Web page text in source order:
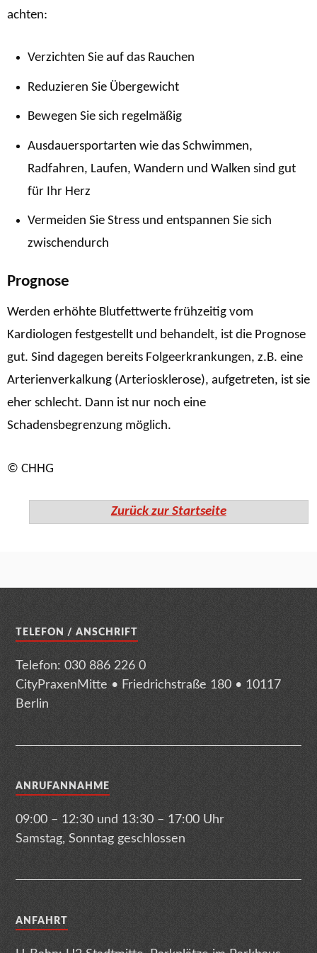
achten:
Verzichten Sie auf das Rauchen
Reduzieren Sie Übergewicht
Bewegen Sie sich regelmäßig
Ausdauersportarten wie das Schwimmen,
Radfahren, Laufen, Wandern und Walken sind gut
für Ihr Herz
Vermeiden Sie Stress und entspannen Sie sich
zwischendurch
Prognose
Werden erhöhte Blutfettwerte frühzeitig vom
Kardiologen festgestellt und behandelt, ist die Prognose
gut. Sind dagegen bereits Folgeerkrankungen, z.B. eine
Arterienverkalkung (Arteriosklerose), aufgetreten, ist sie
eher schlecht. Dann ist nur noch eine
Schadensbegrenzung möglich.
© CHHG
Zurück zur Startseite
TELEFON / ANSCHRIFT
Telefon: 030 886 226 0
CityPraxenMitte • Friedrichstraße 180 • 10117
Berlin
ANRUFANNAHME
09:00 – 12:30 und 13:30 – 17:00 Uhr
Samstag, Sonntag geschlossen
ANFAHRT